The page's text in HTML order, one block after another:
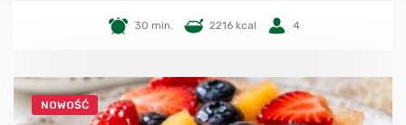
30 min. 2216 kcal 4
NOWOŚĆ